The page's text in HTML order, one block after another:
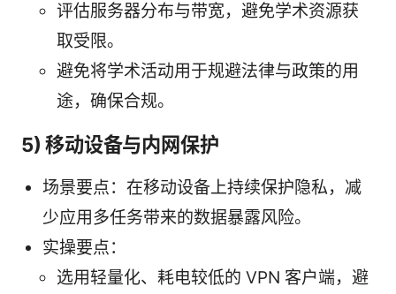
评估服务器分布与带宽，避免学术资源获
取受限。
避免将学术活动用于规避法律与政策的用
途，确保合规。
5) 移动设备与内网保护
场景要点：在移动设备上持续保护隐私，减
少应用多任务带来的数据暴露风险。
实操要点：
选用轻量化、耗电较低的 VPN 客户端，避